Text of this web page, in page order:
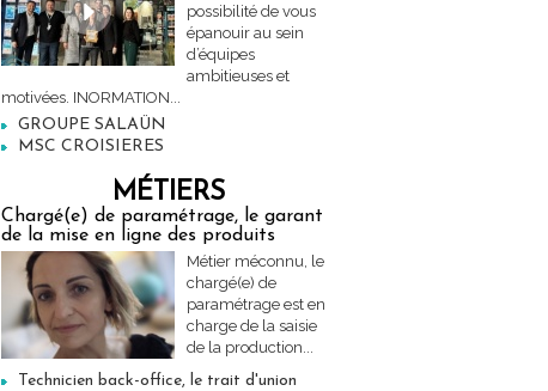
possibilité de vous
épanouir au sein
d’équipes
ambitieuses et
motivées. INORMATION...
GROUPE SALAÜN
MSC CROISIERES
MÉTIERS
Chargé(e) de paramétrage, le garant
de la mise en ligne des produits
Métier méconnu, le
chargé(e) de
paramétrage est en
charge de la saisie
de la production...
Technicien back-office, le trait d'union